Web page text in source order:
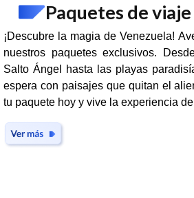
Paquetes de viaje
¡Descubre la magia de Venezuela!
nuestros paquetes exclusivos.
Salto Ángel hasta las playas
espera con paisajes que quitan el
tu paquete hoy y vive la experiencia